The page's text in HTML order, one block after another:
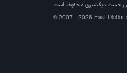
فست دیکشنری محفوظ است.
© 2007 - 2026 Fast